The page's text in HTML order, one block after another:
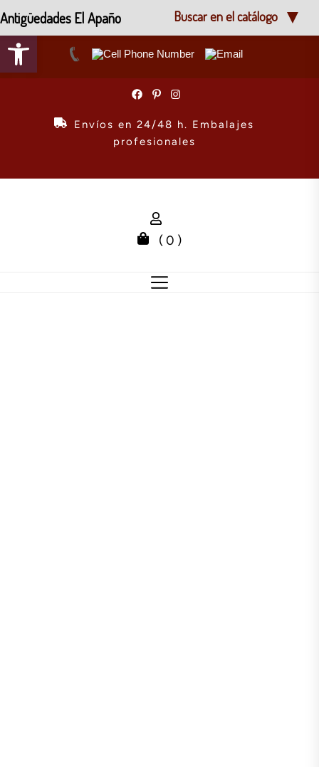
Abrir barra de herramientas
Envíos en 24/48 h. Embalajes
profesionales
( 0 )
Antigüedades El Apaño Buscar en el catálogo